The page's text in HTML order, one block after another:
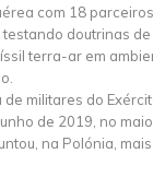
com 18 parceiros
doutrinas
terra-ar em
de militares do
de 2019, no
na Polónia,